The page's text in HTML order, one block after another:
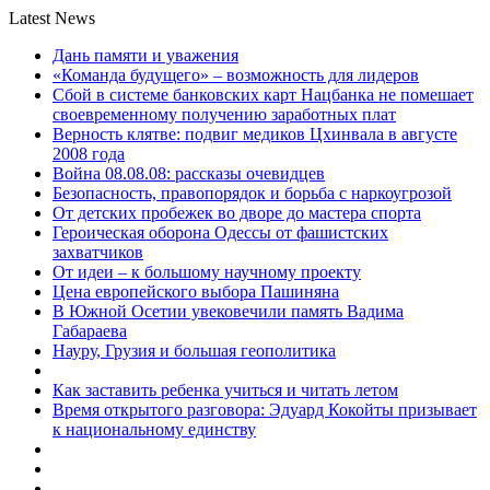
Latest News
Дань памяти и уважения
«Команда будущего» – возможность для лидеров
Сбой в системе банковских карт Нацбанка не помешает
своевременному получению заработных плат
Верность клятве: подвиг медиков Цхинвала в августе
2008 года
Война 08.08.08: рассказы очевидцев
Безопасность, правопорядок и борьба с наркоугрозой
От детских пробежек во дворе до мастера спорта
Героическая оборона Одессы от фашистских
захватчиков
От идеи – к большому научному проекту
Цена европейского выбора Пашиняна
В Южной Осетии увековечили память Вадима
Габараева
Науру, Грузия и большая геополитика
Как заставить ребенка учиться и читать летом
Время открытого разговора: Эдуард Кокойты призывает
к национальному единству